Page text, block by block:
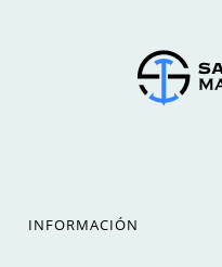
INFORMACIÓN